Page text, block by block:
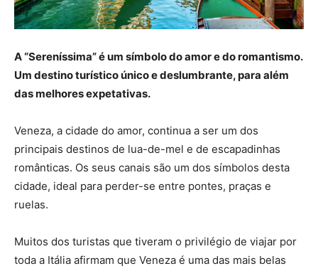
A “Sereníssima” é um símbolo do amor e do romantismo.
Um destino turístico único e deslumbrante, para além
das melhores expetativas.
Veneza, a cidade do amor, continua a ser um dos
principais destinos de lua-de-mel e de escapadinhas
românticas. Os seus canais são um dos símbolos desta
cidade, ideal para perder-se entre pontes, praças e
ruelas.
Muitos dos turistas que tiveram o privilégio de viajar por
toda a Itália afirmam que Veneza é uma das mais belas